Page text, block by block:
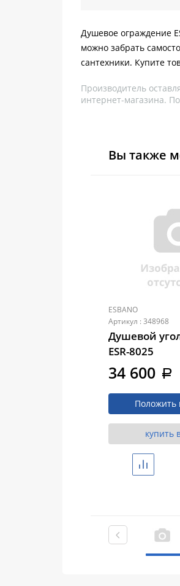
Душевое ограждение
можно забрать
сантехники. Купите
Производитель
интернет-магазина.
Вы также
ESBANO
Артикул : 348968
Душевой
ESR-8025
34 600 a
Положить
купить
Сравнить